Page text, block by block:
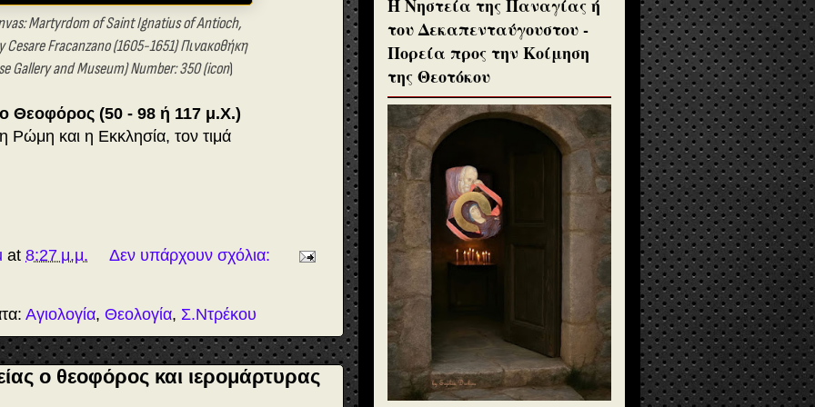
Martyrdom of Saint Ignatius of Antioch,
Cesare Fracanzano (1605-1651) Πινακοθήκη
Gallery and Museum) Number: 350 (icon)
ο Θεοφόρος (50 - 98 ή 117 μ.Χ.)
Ρώμη και η Εκκλησία, τον τιμά
at 8:27 μ.μ. Δεν υπάρχουν σχόλια:
Αγιολογία, Θεολογία, Σ.Ντρέκου
ο θεοφόρος και ιερομάρτυρας
H Νηστεία της Παναγίας ή
του Δεκαπενταύγουστου -
Πορεία προς την Κοίμηση
της Θεοτόκου